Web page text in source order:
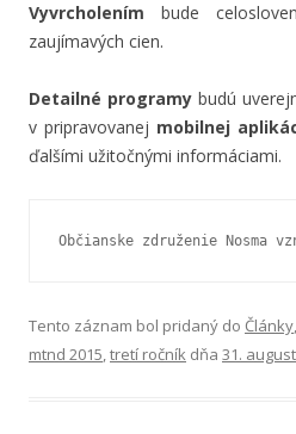
Vyvrcholením bude
zaujímavých cien.
Detailné programy budú
v pripravovanej mobilnej
ďalšími užitočnými informáciami.
Občianske združenie
Tento záznam bol pridaný do Články,
mtnd 2015,tretí ročník dňa 31.